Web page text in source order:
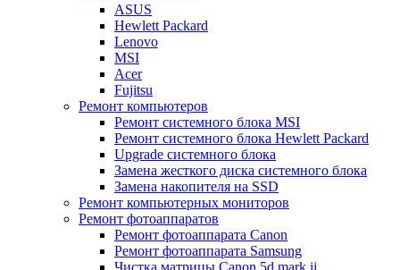
ASUS
Hewlett Packard
Lenovo
MSI
Acer
Fujitsu
Ремонт компьютеров
Ремонт системного блока MSI
Ремонт системного блока Hewlett Packard
Upgrade системного блока
Замена жесткого диска системного блока
Замена накопителя на SSD
Ремонт компьютерных мониторов
Ремонт фотоаппаратов
Ремонт фотоаппарата Canon
Ремонт фотоаппарата Samsung
Чистка матрицы Canon 5d mark ii